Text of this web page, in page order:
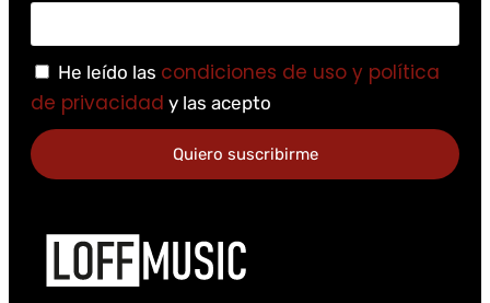
He leído las condiciones de uso y política
de privacidad y las acepto
Quiero suscribirme